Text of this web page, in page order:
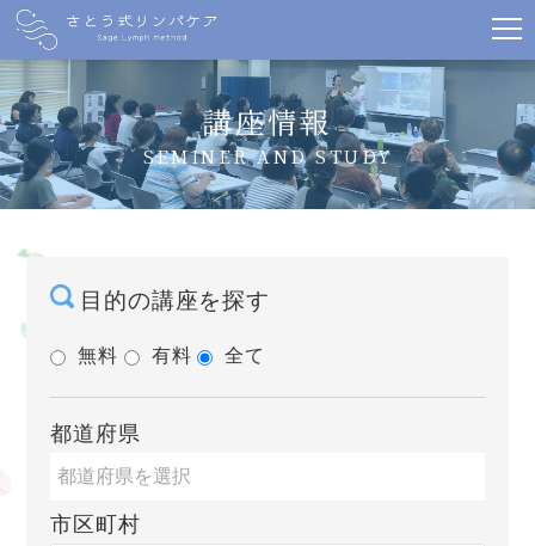
講座情報
SEMINER AND STUDY
目的の講座を探す
無料 有料 全て
都道府県
市区町村